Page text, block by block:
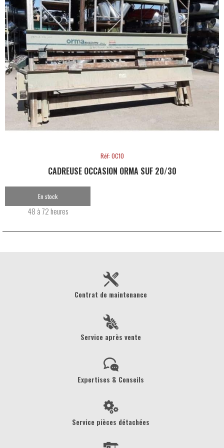
Réf: OC10
CADREUSE OCCASION ORMA SUF 20/30
En stock
48 à 72 heures
Contrat de maintenance
Service après vente
Expertises & Conseils
Service pièces détachées